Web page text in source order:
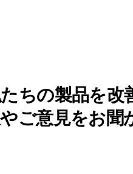
ちの製品を改
ご意見をお聞